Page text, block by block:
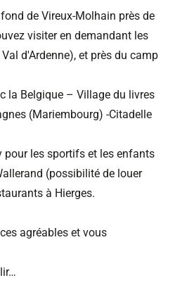
de Vireux-Molhain près de
visiter en demandant les
d'Ardenne), et près du camp
la Belgique – Village du livres
(Mariembourg) -Citadelle
pour les sportifs et les enfants
(possibilité de louer
à Hierges.
agréables et vous